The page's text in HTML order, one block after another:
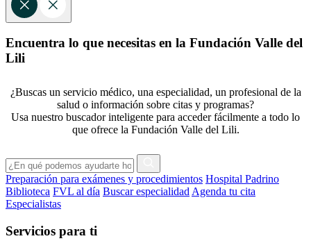
Encuentra lo que necesitas en la Fundación Valle del
Lili
¿Buscas un servicio médico, una especialidad, un profesional de la
salud o información sobre citas y programas?
Usa nuestro buscador inteligente para acceder fácilmente a todo lo
que ofrece la Fundación Valle del Lili.
Preparación para exámenes y procedimientos Hospital Padrino
Biblioteca FVL al día Buscar especialidad Agenda tu cita
Especialistas
Servicios para ti